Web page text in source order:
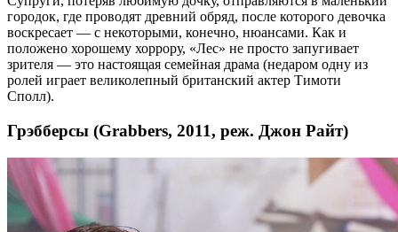
городок, где проводят древний обряд, после которого девочка
воскресает — с некоторыми, конечно, нюансами. Как и
положено хорошему хоррору, «Лес» не просто запугивает
зрителя — это настоящая семейная драма (недаром одну из
ролей играет великолепный британский актер Тимоти
Сполл).
Грэбберсы (Grabbers, 2011, реж. Джон Райт)